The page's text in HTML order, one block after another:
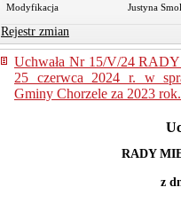
Modyfikacja
Justyna
Rejestr zmian
Uchwała Nr 15/V/24
25 czerwca 2024 r. w
Gminy Chorzele za 2023 rok.
RADY
z